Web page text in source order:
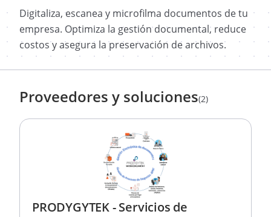
Digitaliza, escanea y microfilma documentos de tu
empresa. Optimiza la gestión documental, reduce
costos y asegura la preservación de archivos.
Proveedores y soluciones(2)
PRODYGYTEK - Servicios de